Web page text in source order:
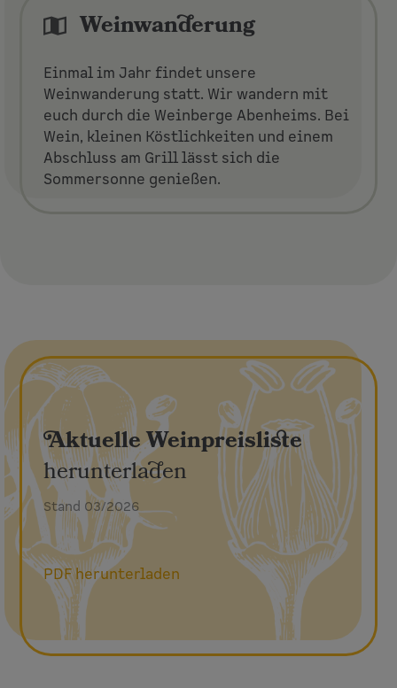
Weinwanderung
Einmal im Jahr findet unsere
Weinwanderung statt. Wir wandern mit
euch durch die Weinberge Abenheims. Bei
Wein, kleinen Köstlichkeiten und einem
Abschluss am Grill lässt sich die
Sommersonne genießen.
Aktuelle Weinpreisliste
herunterladen
Stand 03/2026
PDF herunterladen